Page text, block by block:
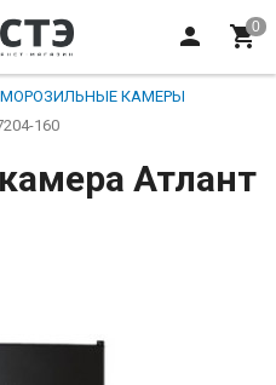
МОРОЗИЛЬНЫЕ КАМЕРЫ
160
Атлант